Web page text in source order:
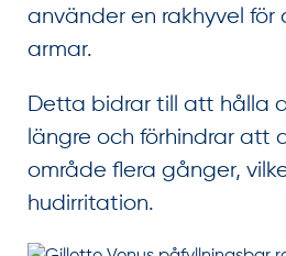
använder en rakhyvel för
armar.
Detta bidrar till att hålla
längre och förhindrar att
område flera gånger,
hudirritation.